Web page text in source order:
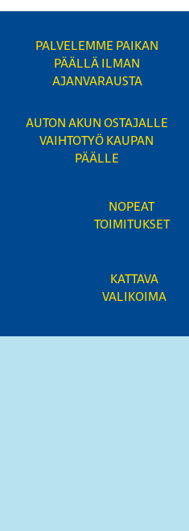
PALVELEMME PAIKAN
PÄÄLLÄ ILMAN
AJANVARAUSTA
AUTON AKUN OSTAJALLE
VAIHTOTYÖ KAUPAN
PÄÄLLE
NOPEAT
TOIMITUKSET
KATTAVA
VALIKOIMA